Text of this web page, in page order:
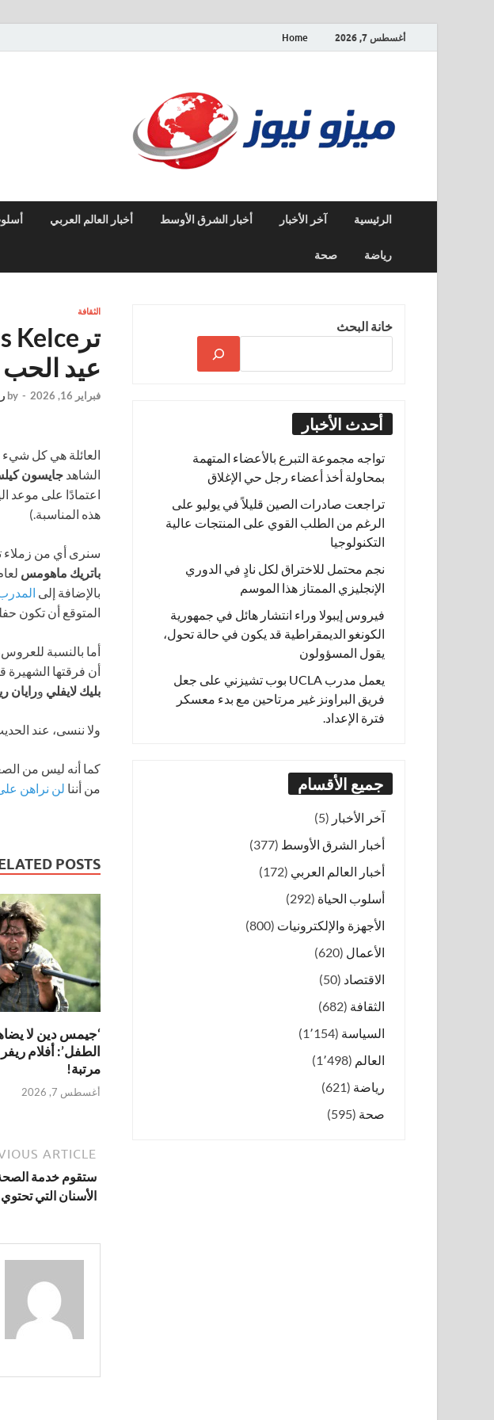
أغسطس 7, 2026 Home
الرئيسية آخر الأخبار أخبار الشرق الأوسط أخبار العالم العربي
رياضة صحة
الثقافة
عيد الحب
فبراير 16, 2026 -
by
العائلة هي كل شيء
الشاهد جايسون
اعتمادًا على موعد
هذه المناسبة.)
سنرى أي من
باتريك ماهومس لعام
بالإضافة إلى
المتوقع أن تكون
أما بالنسبة
أن فرقتها الشهيرة
بليك لايفلي ورايان
ولا ننسى، عند
كما أنه ليس من
من أننا لن نراهن
POSTS
‘جيمس دين لا
الطفل’: أفلام
مرتبة!
أغسطس 7, 2026
ARTICLE
ستقوم خدمة
الأسنان التي تحتوي
خانة البحث
أحدث الأخبار
تواجه مجموعة التبرع بالأعضاء المتهمة
بمحاولة أخذ أعضاء رجل حي الإغلاق
تراجعت صادرات الصين قليلاً في يوليو على
الرغم من الطلب القوي على المنتجات عالية
التكنولوجيا
نجم محتمل للاختراق لكل نادٍ في الدوري
الإنجليزي الممتاز هذا الموسم
فيروس إيبولا وراء انتشار هائل في جمهورية
الكونغو الديمقراطية قد يكون في حالة تحول،
يقول المسؤولون
يعمل مدرب UCLA بوب تشيزني على جعل
فريق البراونز غير مرتاحين مع بدء معسكر
فترة الإعداد.
جميع الأقسام
آخر الأخبار (5)
أخبار الشرق الأوسط (377)
أخبار العالم العربي (172)
أسلوب الحياة (292)
الأجهزة والإلكترونيات (800)
الأعمال (620)
الاقتصاد (50)
الثقافة (682)
السياسة (1٬154)
العالم (1٬498)
رياضة (621)
صحة (595)